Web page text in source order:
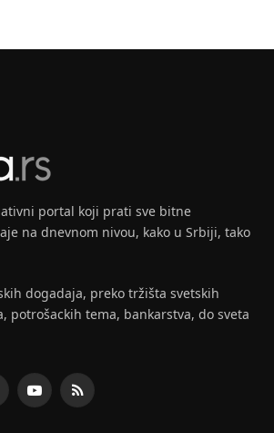
portal koji prati sve bitne
na dnevnom nivou, kako u Srbiji, tako
dogadaja, preko tržišta svetskih
potrošackih tema, bankarstva, do sveta
YouTubeRSS